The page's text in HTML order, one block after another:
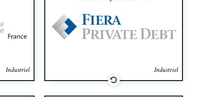
Industriel
de la
Industriel
auprès de Fiera Dette Privée.